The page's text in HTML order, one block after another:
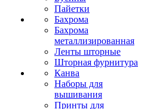
Пайетки
Бахрома
Бахрома
металлизированная
Ленты шторные
Шторная фурнитура
Канва
Наборы для
вышивания
Принты для